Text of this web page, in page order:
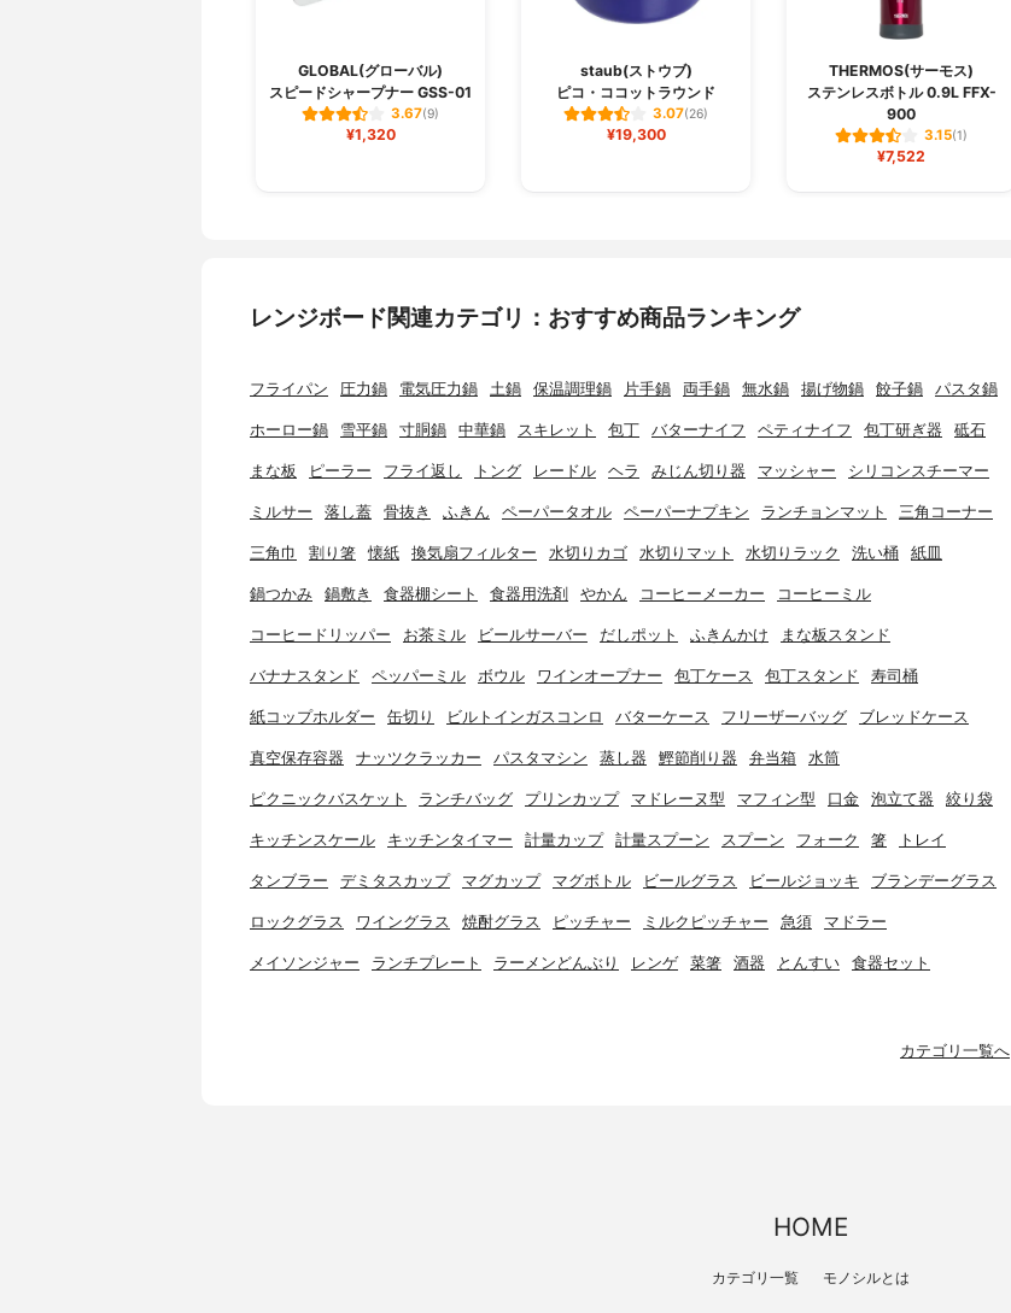
GLOBAL(グローバル)
スピードシャープナー GSS-01
3.67(9)
¥1,320
staub(ストウブ)
ピコ・ココットラウンド
3.07(26)
¥19,300
THERMOS(サーモス)
ステンレスボトル 0.9L FFX-
900
3.15(1)
¥7,522
レンジボード関連カテゴリ：おすすめ商品ランキング
フライパン 圧力鍋 電気圧力鍋 土鍋 保温調理鍋 片手鍋 両手鍋 無水鍋 揚げ物鍋 餃子鍋 パスタ鍋
ホーロー鍋 雪平鍋 寸胴鍋 中華鍋 スキレット 包丁 バターナイフ ペティナイフ 包丁研ぎ器 砥石
まな板 ピーラー フライ返し トング レードル ヘラ みじん切り器 マッシャー シリコンスチーマー
ミルサー 落し蓋 骨抜き ふきん ペーパータオル ペーパーナプキン ランチョンマット 三角コーナー
三角巾 割り箸 懐紙 換気扇フィルター 水切りカゴ 水切りマット 水切りラック 洗い桶 紙皿
鍋つかみ 鍋敷き 食器棚シート 食器用洗剤 やかん コーヒーメーカー コーヒーミル
コーヒードリッパー お茶ミル ビールサーバー だしポット ふきんかけ まな板スタンド
バナナスタンド ペッパーミル ボウル ワインオープナー 包丁ケース 包丁スタンド 寿司桶
紙コップホルダー 缶切り ビルトインガスコンロ バターケース フリーザーバッグ ブレッドケース
真空保存容器 ナッツクラッカー パスタマシン 蒸し器 鰹節削り器 弁当箱 水筒
ピクニックバスケット ランチバッグ プリンカップ マドレーヌ型 マフィン型 口金 泡立て器 絞り袋
キッチンスケール キッチンタイマー 計量カップ 計量スプーン スプーン フォーク 箸 トレイ
タンブラー デミタスカップ マグカップ マグボトル ビールグラス ビールジョッキ ブランデーグラス
ロックグラス ワイングラス 焼酎グラス ピッチャー ミルクピッチャー 急須 マドラー
メイソンジャー ランチプレート ラーメンどんぶり レンゲ 菜箸 酒器 とんすい 食器セット
カテゴリ一覧へ
HOME
カテゴリ一覧 モノシルとは